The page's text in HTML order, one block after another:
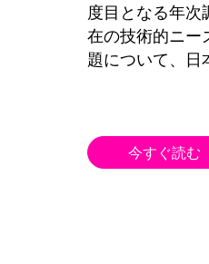
度目となる年
在の技術的ニー
題について、日
今すぐ読む